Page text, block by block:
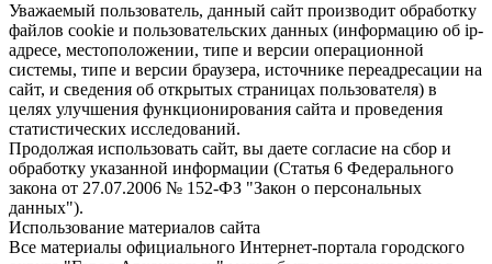
Уважаемый пользователь, данный сайт производит обработку
файлов cookie и пользовательских данных (информацию об ip-
адресе, местоположении, типе и версии операционной
системы, типе и версии браузера, источнике переадресации на
сайт, и сведения об открытых страницах пользователя) в
целях улучшения функционирования сайта и проведения
статистических исследований.
Продолжая использовать сайт, вы даете согласие на сбор и
обработку указанной информации (Статья 6 Федерального
закона от 27.07.2006 № 152-ФЗ "Закон о персональных
данных").
Использование материалов сайта
Все материалы официального Интернет-портала городского